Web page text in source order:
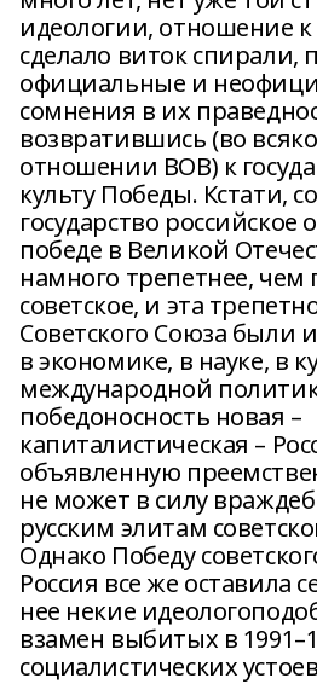
идеологии, отношение
сделало виток спирали,
официальные и
сомнения в их
возвратившись (во
отношении ВОВ) к
культу Победы. Кстати,
государство российское
победе в Великой
намного трепетнее, чем
советское, и эта
Советского Союза были
в экономике, в науке, в
международной
победоносность новая –
капиталистическая –
объявленную
не может в силу
русским элитам
Однако Победу
Россия все же оставила
нее некие
взамен выбитых в
социалистических